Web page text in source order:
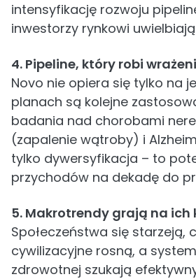
intensyfikację rozwoju
inwestorzy rynkowi
4. Pipeline, który robi
Novo nie opiera się tylko na
planach są kolejne
badania nad chorobami
(zapalenie wątroby) i
tylko dywersyfikacja – to
przychodów na dekadę do
5. Makrotrendy grają na ich
Społeczeństwa się starzeją,
cywilizacyjne rosną, a
zdrowotnej szukają